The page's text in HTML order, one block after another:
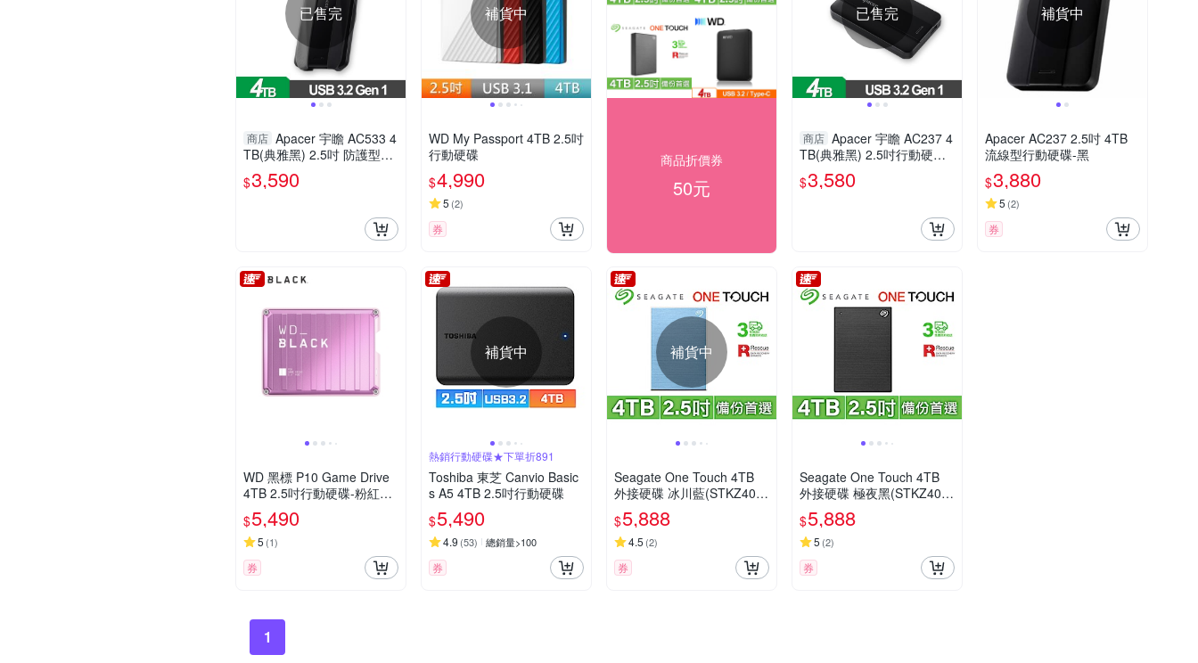
已售完
商店 Apacer 宇瞻 AC533 4
TB(典雅黑) 2.5吋 防護型行
動硬碟 AP4TBAC533B-2
$3,590
補貨中
WD My Passport 4TB 2.5吋
行動硬碟
$4,990
5 (2)
券
商品折價券
50元
已售完
商店 Apacer 宇瞻 AC237 4
TB(典雅黑) 2.5吋行動硬碟
AP4TBAC237B-2
$3,580
補貨中
Apacer AC237 2.5吋 4TB
流線型行動硬碟-黑
$3,880
5 (2)
券
WD 黑標 P10 Game Drive
4TB 2.5吋行動硬碟-粉紅特
仕版
$5,490
5 (1)
券
補貨中
熱銷行動硬碟★下單折891
Toshiba 東芝 Canvio Basic
s A5 4TB 2.5吋行動硬碟
$5,490
4.9 (53) 總銷量>100
券
補貨中
Seagate One Touch 4TB
外接硬碟 冰川藍(STKZ400
0402)
$5,888
4.5 (2)
券
Seagate One Touch 4TB
外接硬碟 極夜黑(STKZ400
0400)
$5,888
5 (2)
券
1